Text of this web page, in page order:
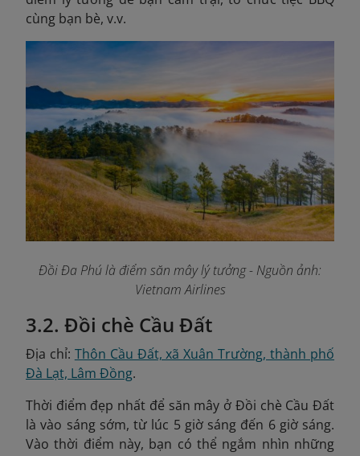
cùng bạn bè, v.v.
Đồi Đa Phú là điểm săn mây lý tưởng- Nguồn ảnh:
Vietnam Airlines
3.2. Đồi chè Cầu Đất
Địa chỉ: Thôn Cầu Đất, xã Xuân Trường, thành phố
Đà Lạt, Lâm Đồng.
Thời điểm đẹp nhất để săn mây ở Đồi chè Cầu Đất
là vào sáng sớm, từ lúc 5 giờ sáng đến 6 giờ sáng.
Vào thời điểm này, bạn có thể ngắm nhìn những